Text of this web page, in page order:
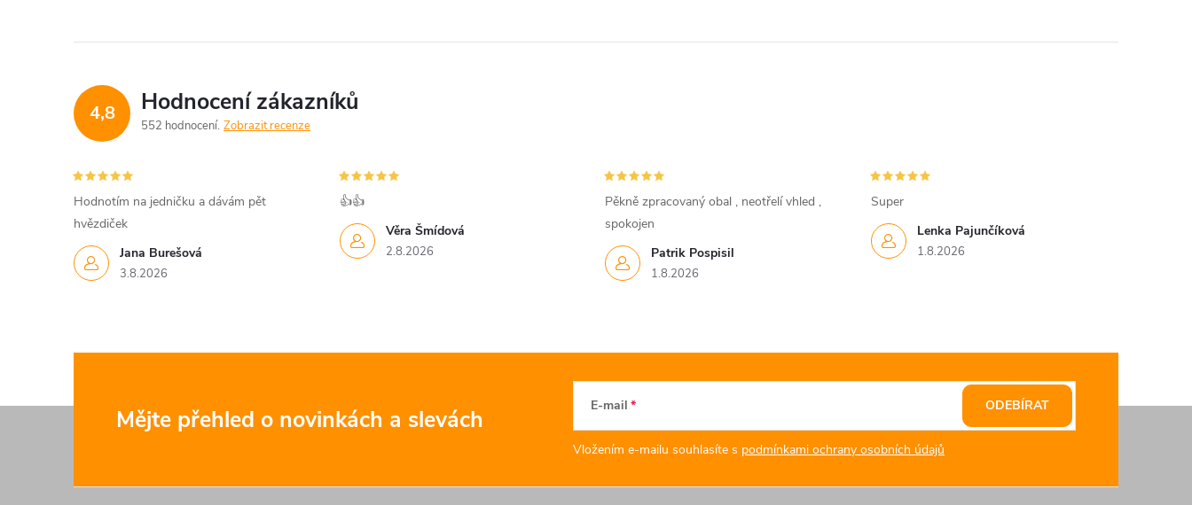
4,8 Hodnocení zákazníků
552 hodnocení Zobrazit recenze
Jana Burešová
3.8.2026
Hodnotím na jedničku a dávám pět
hvězdiček
Věra Šmídová
2.8.2026
👍👍
Patrik Pospisil
1.8.2026
Pěkně zpracovaný obal , neotřelí vhled ,
spokojen
Lenka Pajunčíková
1.8.2026
Super
Mějte přehled o novinkách a slevách E-mail
Vložením e-mailu souhlasíte s podmínkami ochrany osobních údajů
ODEBÍRAT